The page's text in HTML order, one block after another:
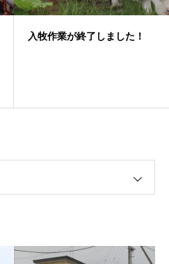
入牧作業が終了しました！